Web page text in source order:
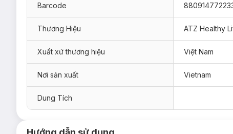
Barcode
Thương Hiệu ATZ Healthy
Xuất xứ thương hiệu Việt Nam
Nơi sản xuất Vietnam
Dung Tích